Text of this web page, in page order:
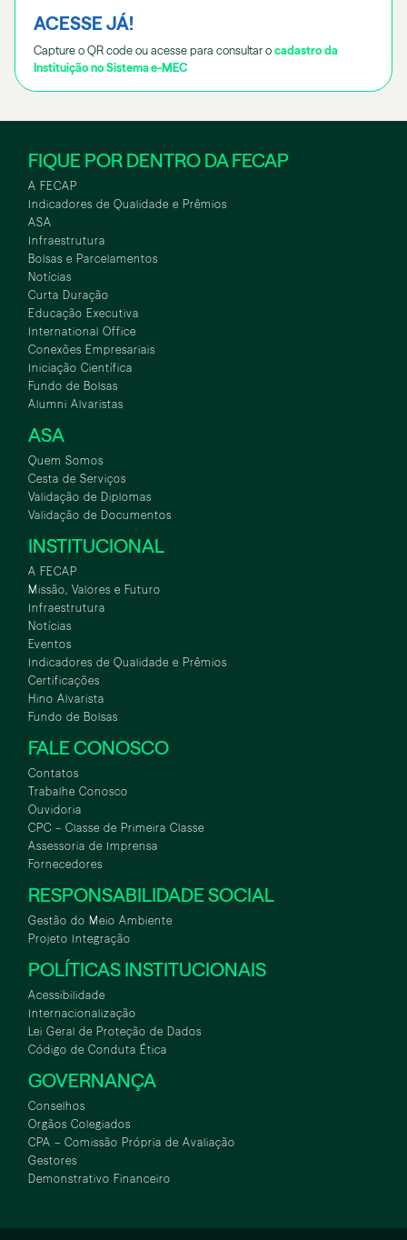
ACESSE JÁ!
Capture o QR code ou acesse para consultar o cadastro da
Instituição no Sistema e-MEC
FIQUE POR DENTRO DA FECAP
A FECAP
Indicadores de Qualidade e Prêmios
ASA
Infraestrutura
Bolsas e Parcelamentos
Notícias
Curta Duração
Educação Executiva
International Office
Conexões Empresariais
Iniciação Científica
Fundo de Bolsas
Alumni Alvaristas
ASA
Quem Somos
Cesta de Serviços
Validação de Diplomas
Validação de Documentos
INSTITUCIONAL
A FECAP
Missão, Valores e Futuro
Infraestrutura
Notícias
Eventos
Indicadores de Qualidade e Prêmios
Certificações
Hino Alvarista
Fundo de Bolsas
FALE CONOSCO
Contatos
Trabalhe Conosco
Ouvidoria
CPC – Classe de Primeira Classe
Assessoria de Imprensa
Fornecedores
RESPONSABILIDADE SOCIAL
Gestão do Meio Ambiente
Projeto Integração
POLÍTICAS INSTITUCIONAIS
Acessibilidade
Internacionalização
Lei Geral de Proteção de Dados
Código de Conduta Ética
GOVERNANÇA
Conselhos
Orgãos Colegiados
CPA – Comissão Própria de Avaliação
Gestores
Demonstrativo Financeiro